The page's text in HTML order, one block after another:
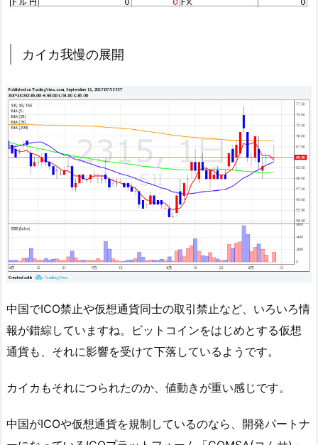
カイカ我慢の展開
中国でICO禁止や仮想通貨同士の取引禁止など、いろいろ情
報が錯綜していますね。ビットコインをはじめとする仮想
通貨も、それに影響を受けて下落しているようです。
カイカもそれにつられたのか、値動きが重い感じです。
中国がICOや仮想通貨を規制しているのなら、開発パートナ